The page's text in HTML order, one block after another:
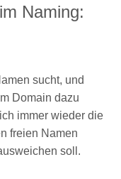
Naming:
sucht, und
Domain dazu
immer wieder die
freien Namen
soll.